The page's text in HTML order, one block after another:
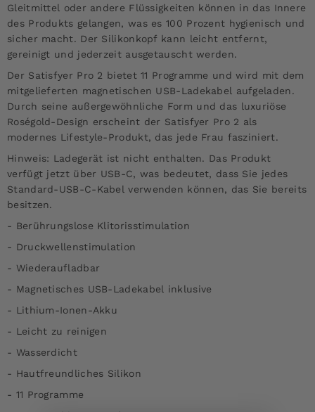
Gleitmittel oder andere Flüssigkeiten können in das Innere
des Produkts gelangen, was es 100 Prozent hygienisch und
sicher macht. Der Silikonkopf kann leicht entfernt,
gereinigt und jederzeit ausgetauscht werden.
Der Satisfyer Pro 2 bietet 11 Programme und wird mit dem
mitgelieferten magnetischen USB-Ladekabel aufgeladen.
Durch seine außergewöhnliche Form und das luxuriöse
Roségold-Design erscheint der Satisfyer Pro 2 als
modernes Lifestyle-Produkt, das jede Frau fasziniert.
Hinweis: Ladegerät ist nicht enthalten. Das Produkt
verfügt jetzt über USB-C, was bedeutet, dass Sie jedes
Standard-USB-C-Kabel verwenden können, das Sie bereits
besitzen.
- Berührungslose Klitorisstimulation
- Druckwellenstimulation
- Wiederaufladbar
- Magnetisches USB-Ladekabel inklusive
- Lithium-Ionen-Akku
- Leicht zu reinigen
- Wasserdicht
- Hautfreundliches Silikon
- 11 Programme